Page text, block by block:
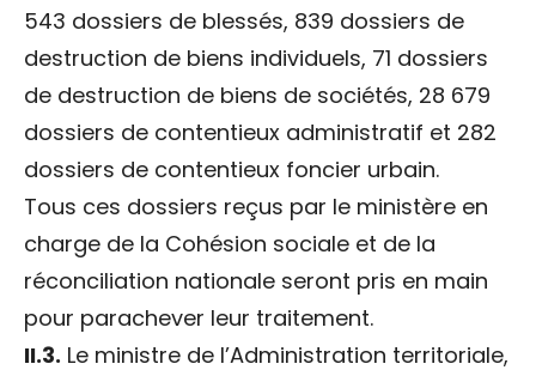
543 dossiers de blessés, 839 dossiers de
destruction de biens individuels, 71 dossiers
de destruction de biens de sociétés, 28 679
dossiers de contentieux administratif et 282
dossiers de contentieux foncier urbain.
Tous ces dossiers reçus par le ministère en
charge de la Cohésion sociale et de la
réconciliation nationale seront pris en main
pour parachever leur traitement.
II.3. Le ministre de l’Administration territoriale,